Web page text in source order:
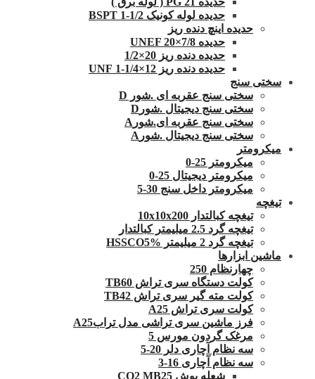
حدیده لوله کونیک 1/2-1 BSPT
حدیده اینچ دنده ریز
حدیده UNEF 20×7/8
حدیده دنده ریز 20×1/2
حدیده دنده ریز 12×1/4-1 UNF
سختی سنج
سختی سنج عقربه ای .شور D
سختی سنج دیجیتال .شورD
سختی سنج عقربه ای.شورA
سختی سنج دیجیتال .شورA
میکرومتر
میکرومتر 25-0
میکرومتر دیجیتال 25-0
میکرومتر داخل سنج 30-5
تیغچه
تیغچه کبالتدار 10x10x200
تیغچه گرد 2.5 میلیمتر کبالتدار
تیغچه گرد 2 میلیمتر HSSCO5%
ماشین ابزارها
چهارنظام 250
کولت دستگاه سری تراش TB60
کولت مته گیر سری تراش TB42
کولت سری تراش A25
فرز ماشین سری تراشی مدل ترابA25
مرغک گردون مورس 5
سه نظام آچاری دلر 20-5
سه نظام آچاری 16-3
شعله پوش CO2 MB25